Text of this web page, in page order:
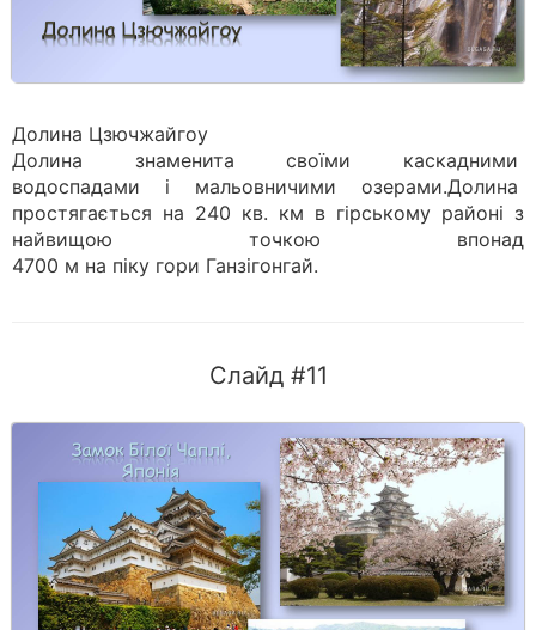
Долина Цзючжайгоу
Долина знаменита своїми каскадними
водоспадами і мальовничими озерами.Долина
простягається на 240 кв. км в гірському районі з
найвищою точкою впонад
4700 м на піку гори Ганзігонгай.
Слайд #11